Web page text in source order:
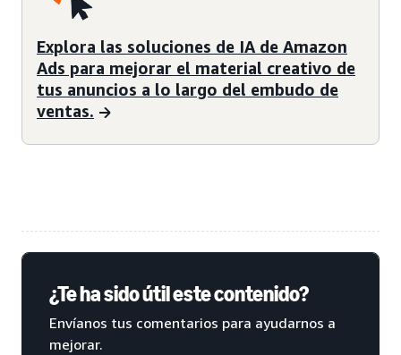
Explora las soluciones de IA de Amazon
Ads para mejorar el material creativo de
tus anuncios a lo largo del embudo de
ventas.
¿Te ha sido útil este contenido?
Envíanos tus comentarios para ayudarnos a
mejorar.